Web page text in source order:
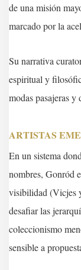
de una misión
marcado por la
Su narrativa
espiritual y
modas pasajeras
ARTISTAS
En un sistema
nombres, Gonród
visibilidad (Vicjes
desafiar las
coleccionismo
sensible a